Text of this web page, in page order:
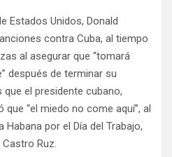
Estados Unidos, Donald
contra Cuba, al tiempo
al asegurar que “tomará
después de terminar su
el presidente cubano,
que “el miedo no come aquí”, al
por el Día del Trabajo,
Ruz.